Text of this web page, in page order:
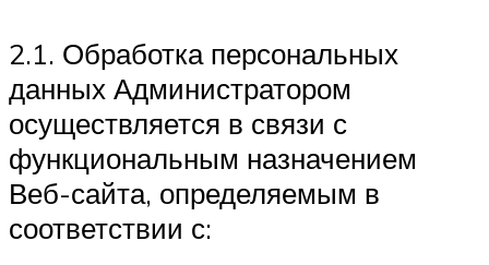
2.1. Обработка персональных
данных Администратором
осуществляется в связи с
функциональным назначением
Веб-сайта, определяемым в
соответствии с: